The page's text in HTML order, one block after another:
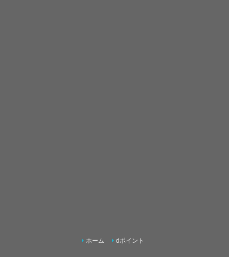
ホーム dポイント